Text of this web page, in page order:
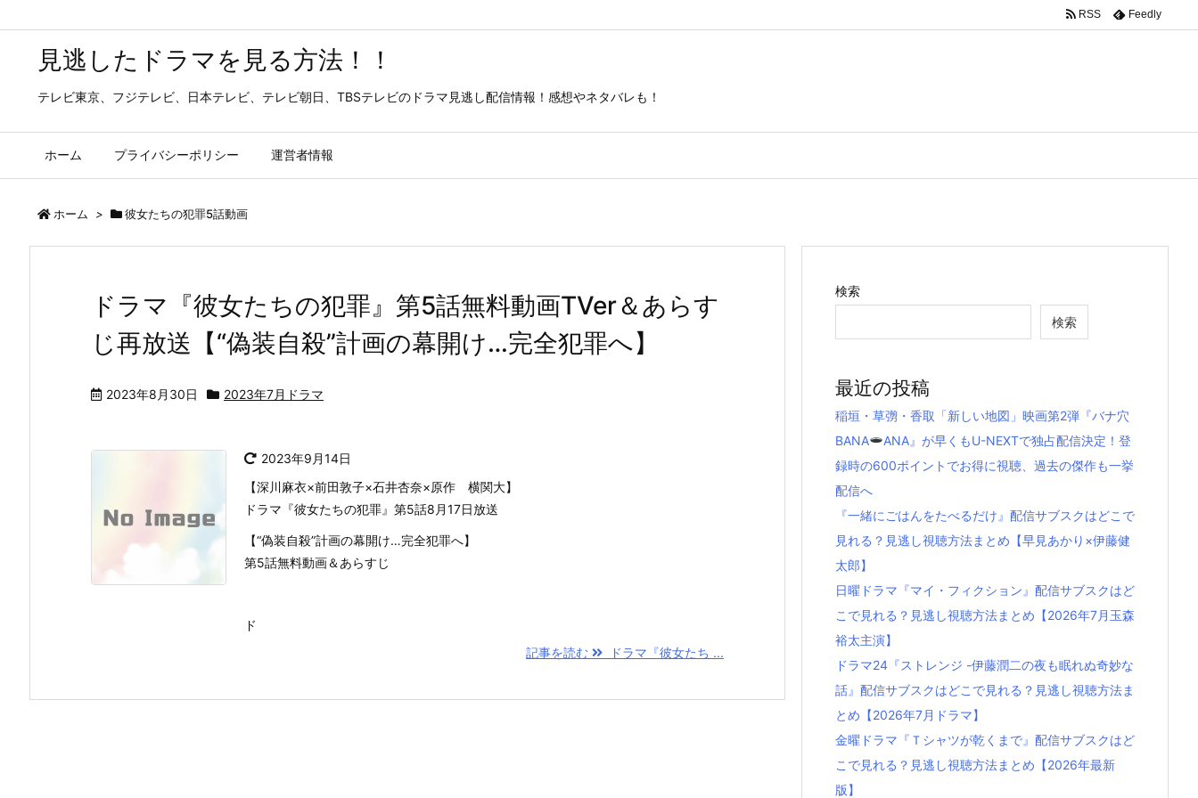
見逃したドラマを見る方法！！
テレビ東京、フジテレビ、日本テレビ、テレビ朝日、TBSテレビのドラマ見逃し配信情報！感想やネタバレも！
ホーム プライバシーポリシー 運営者情報
RSS Feedly
ホーム > 彼女たちの犯罪5話動画
ドラマ『彼女たちの犯罪』第5話無料動画TVer＆あらす
じ再放送【“偽装自殺”計画の幕開け…完全犯罪へ】
2023年8月30日 2023年7月ドラマ
2023年9月14日
【深川麻衣×前田敦子×石井杏奈×原作 横関大】
ドラマ『彼女たちの犯罪』第5話8月17日放送
【“偽装自殺”計画の幕開け…完全犯罪へ】
第5話無料動画＆あらすじ
ド
記事を読む
ドラマ『彼女たち ...
検索
検索
最近の投稿
稲垣・草彅・香取「新しい地図」映画第2弾『バナ穴
BANA
ANA』が早くもU-NEXTで独占配信決定！登
録時の600ポイントでお得に視聴、過去の傑作も一挙
配信へ
『一緒にごはんをたべるだけ』配信サブスクはどこで
見れる？見逃し視聴方法まとめ【早見あかり×伊藤健
太郎】
日曜ドラマ『マイ・フィクション』配信サブスクはど
こで見れる？見逃し視聴方法まとめ【2026年7月玉森
裕太主演】
ドラマ24『ストレンジ -伊藤潤二の夜も眠れぬ奇妙な
話』配信サブスクはどこで見れる？見逃し視聴方法ま
とめ【2026年7月ドラマ】
金曜ドラマ『Ｔシャツが乾くまで』配信サブスクはど
こで見れる？見逃し視聴方法まとめ【2026年最新
版】